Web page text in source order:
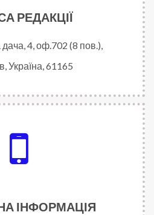
РЕДАКЦІЇ
4, оф.702 (8 пов.),
Україна, 61165
ІНФОРМАЦІЯ